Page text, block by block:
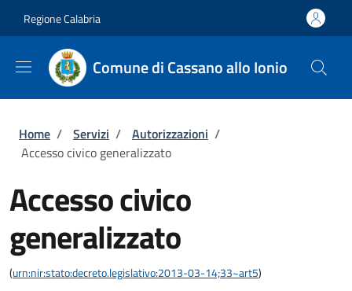
Regione Calabria
Comune di Cassano allo Ionio
Briciole di pane
Home / Servizi / Autorizzazioni /
Accesso civico generalizzato
Accesso civico
generalizzato
(urn:nir:stato:decreto.legislativo:2013-03-14;33~art5)